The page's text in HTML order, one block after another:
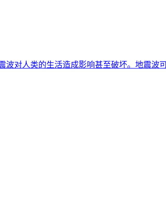
波对人类的生活造成影响甚至破坏。地震波